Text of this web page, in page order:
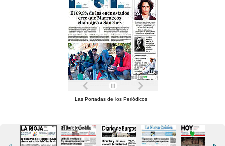
Las Portadas de los Periódicos